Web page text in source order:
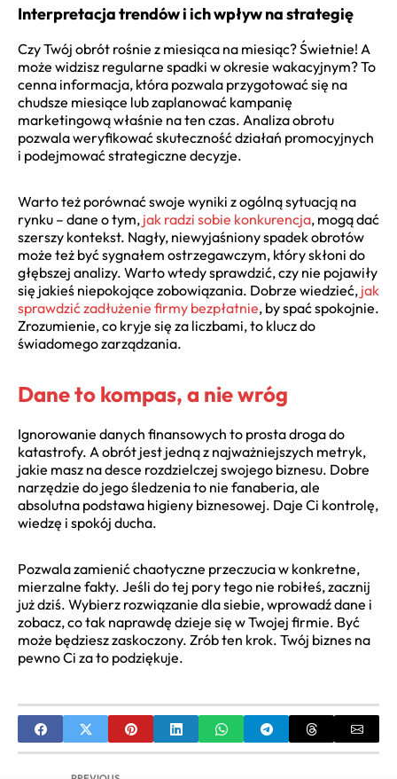
Interpretacja trendów i ich wpływ na strategię
Czy Twój obrót rośnie z miesiąca na miesiąc? Świetnie! A
może widzisz regularne spadki w okresie wakacyjnym? To
cenna informacja, która pozwala przygotować się na
chudsze miesiące lub zaplanować kampanię
marketingową właśnie na ten czas. Analiza obrotu
pozwala weryfikować skuteczność działań promocyjnych
i podejmować strategiczne decyzje.
Warto też porównać swoje wyniki z ogólną sytuacją na
rynku – dane o tym, jak radzi sobie konkurencja, mogą dać
szerszy kontekst. Nagły, niewyjaśniony spadek obrotów
może też być sygnałem ostrzegawczym, który skłoni do
głębszej analizy. Warto wtedy sprawdzić, czy nie pojawiły
się jakieś niepokojące zobowiązania. Dobrze wiedzieć, jak
sprawdzić zadłużenie firmy bezpłatnie, by spać spokojnie.
Zrozumienie, co kryje się za liczbami, to klucz do
świadomego zarządzania.
Dane to kompas, a nie wróg
Ignorowanie danych finansowych to prosta droga do
katastrofy. A obrót jest jedną z najważniejszych metryk,
jakie masz na desce rozdzielczej swojego biznesu. Dobre
narzędzie do jego śledzenia to nie fanaberia, ale
absolutna podstawa higieny biznesowej. Daje Ci kontrolę,
wiedzę i spokój ducha.
Pozwala zamienić chaotyczne przeczucia w konkretne,
mierzalne fakty. Jeśli do tej pory tego nie robiłeś, zacznij
już dziś. Wybierz rozwiązanie dla siebie, wprowadź dane i
zobacz, co tak naprawdę dzieje się w Twojej firmie. Być
może będziesz zaskoczony. Zrób ten krok. Twój biznes na
pewno Ci za to podziękuje.